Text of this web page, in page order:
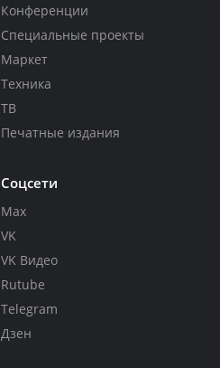
Конференции
Специальные проекты
Маркет
Техника
ТВ
Печатные издания
Соцсети
Max
VK
VK Видео
Rutube
Telegram
Дзен